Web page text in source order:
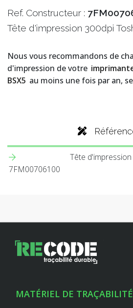
Ref. Constructeur :
Tête d'impression 300dpi
Nous vous recommandons de
d'impression de votre
BSX5 au moins une fois par an,
7FM00706100
Tête
MATÉRIEL DE TRAÇABILITÉ